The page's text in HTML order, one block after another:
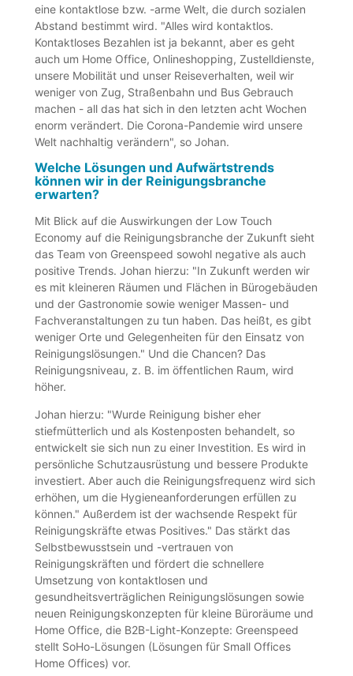
eine kontaktlose bzw. -arme Welt, die durch sozialen
Abstand bestimmt wird. "Alles wird kontaktlos.
Kontaktloses Bezahlen ist ja bekannt, aber es geht
auch um Home Office, Onlineshopping, Zustelldienste,
unsere Mobilität und unser Reiseverhalten, weil wir
weniger von Zug, Straßenbahn und Bus Gebrauch
machen - all das hat sich in den letzten acht Wochen
enorm verändert. Die Corona-Pandemie wird unsere
Welt nachhaltig verändern", so Johan.
Welche Lösungen und Aufwärtstrends
können wir in der Reinigungsbranche
erwarten?
Mit Blick auf die Auswirkungen der Low Touch
Economy auf die Reinigungsbranche der Zukunft sieht
das Team von Greenspeed sowohl negative als auch
positive Trends. Johan hierzu: "In Zukunft werden wir
es mit kleineren Räumen und Flächen in Bürogebäuden
und der Gastronomie sowie weniger Massen- und
Fachveranstaltungen zu tun haben. Das heißt, es gibt
weniger Orte und Gelegenheiten für den Einsatz von
Reinigungslösungen." Und die Chancen? Das
Reinigungsniveau, z. B. im öffentlichen Raum, wird
höher.
Johan hierzu: "Wurde Reinigung bisher eher
stiefmütterlich und als Kostenposten behandelt, so
entwickelt sie sich nun zu einer Investition. Es wird in
persönliche Schutzausrüstung und bessere Produkte
investiert. Aber auch die Reinigungsfrequenz wird sich
erhöhen, um die Hygieneanforderungen erfüllen zu
können." Außerdem ist der wachsende Respekt für
Reinigungskräfte etwas Positives." Das stärkt das
Selbstbewusstsein und -vertrauen von
Reinigungskräften und fördert die schnellere
Umsetzung von kontaktlosen und
gesundheitsverträglichen Reinigungslösungen sowie
neuen Reinigungskonzepten für kleine Büroräume und
Home Office, die B2B-Light-Konzepte: Greenspeed
stellt SoHo-Lösungen (Lösungen für Small Offices
Home Offices) vor.